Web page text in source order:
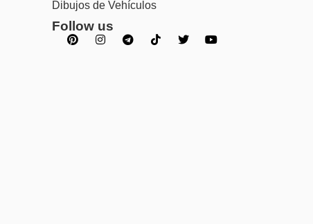
Dibujos de Vehículos
Follow us